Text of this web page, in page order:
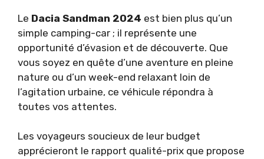
Le Dacia Sandman 2024 est bien plus qu’un
simple camping-car ; il représente une
opportunité d’évasion et de découverte. Que
vous soyez en quête d’une aventure en pleine
nature ou d’un week-end relaxant loin de
l’agitation urbaine, ce véhicule répondra à
toutes vos attentes.
Les voyageurs soucieux de leur budget
apprécieront le rapport qualité-prix que propose